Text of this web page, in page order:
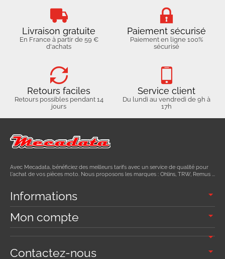
Livraison gratuite
En France à partir de 59 €
d'achats
Paiement sécurisé
Paiement en ligne 100%
sécurisé
Retours faciles
Retours possibles pendant 14
jours
Service client
Du lundi au vendredi de 9h à
17h
Avec Mecadata, bénéficiez des meilleurs tarifs avec un service de qualité pour
l'achat de vos pièces moto. Nous proposons les marques : Ohlins, TRW, Remus ...
Informations
Mon compte
Contactez-nous